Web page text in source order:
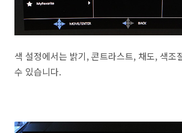
색 설정에서는 밝기, 콘트라스트, 채도, 색조
수 있습니다.